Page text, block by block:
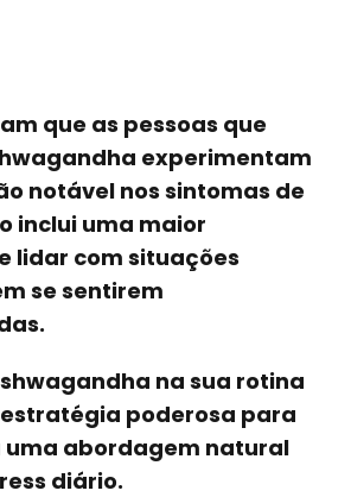
que as pessoas que
experimentam
notável nos sintomas de
inclui uma maior
lidar com situações
se sentirem
na sua rotina
poderosa para
uma abordagem natural
diário.